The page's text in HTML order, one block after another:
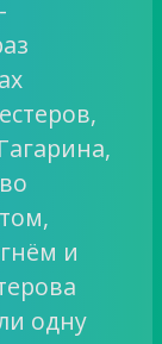
и
одну